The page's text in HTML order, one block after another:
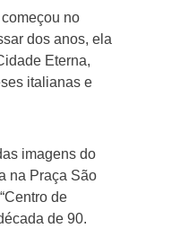
no
dos anos, ela
Eterna,
italianas e
imagens do
na Praça São
de
de 90.